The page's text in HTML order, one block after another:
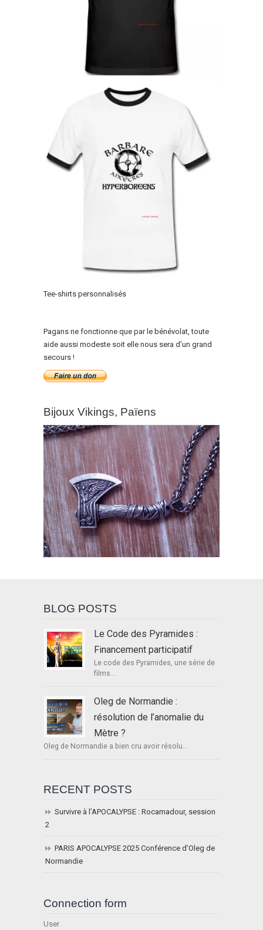
Tee-shirts personnalisés
Pagans ne fonctionne que par le bénévolat, toute
aide aussi modeste soit elle nous sera d’un grand
secours !
Bijoux Vikings, Païens
BLOG POSTS
Le Code des Pyramides :
Financement participatif
Le code des Pyramides, une série de
films...
Oleg de Normandie :
résolution de l’anomalie du
Mètre ?
Oleg de Normandie a bien cru avoir résolu...
RECENT POSTS
Survivre à l’APOCALYPSE : Rocamadour, session
2
PARIS APOCALYPSE 2025 Conférence d’Oleg de
Normandie
Connection form
User